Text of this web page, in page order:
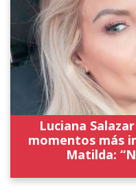
Luciana
momentos más
Matilda: